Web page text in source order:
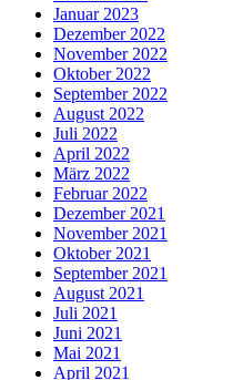
Januar 2023
Dezember 2022
November 2022
Oktober 2022
September 2022
August 2022
Juli 2022
April 2022
März 2022
Februar 2022
Dezember 2021
November 2021
Oktober 2021
September 2021
August 2021
Juli 2021
Juni 2021
Mai 2021
April 2021